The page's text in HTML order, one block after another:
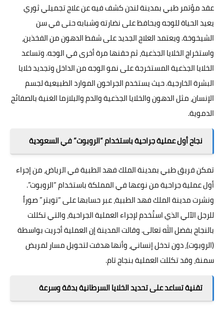
عقد مؤتمر طبي بمدينة لندن كشف فيه عن علاج تجميلي ثوري
يعيد الحياة للوجه ويحافظ على نضارته وشبابه حتى في سن
الشيخوخة. ويعتمد العلاج الجديد على شفط الدهون من الفخذين،
واستخراج الخلايا الجذعية، ثم حقنها مرة أخرى في الوجه. وتساعد
الخلايا الجذعية المستخرجة على نمو الوجه من الداخل وتجديد خلايا
البشرة الخارجية. حيث يستخدم الجراحون الموارد الطبيعية لجسم
الإنسان، مثل الدهون والخلايا الجذعية والدم والبلازما الغنية بالصفائح
الدموية.
نجاح أول عملية جراحية باستخدام “الروبوت” في السعودية
تمكن فريق طبي بمدينة الملك فھد الطبیة في الرياض، من إجراء
أول عملیة جراحیة من نوعھا في المملكة باستخدام “الروبوت”.
ونشرت مدينة الملك فهد الطبية، عبر حسابھا على “تويتر” صوراً
للرجل الآلي الذي استُخدم لإجراء العملیة الجراحیة، والتي تكللت
بالنجاح بفضل الله تعالى. وقالت المدينة إن العملیة أجريت بواسطة
(الروبوت)، دون تدخل إنساني، وأنھا ھدفت لتحويل مسار لمريض
سمنة، وقد تكللت العملية بنجاح تام.
تقنية تساعد على تحديد الخلايا السرطانية بدقة وسرعة